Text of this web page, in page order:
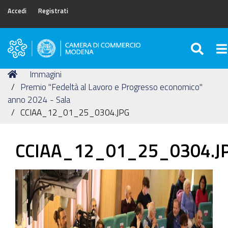
Accedi Registrati
Camera
Commercio
di
Modena
Tu
sei
qui:
Home
Immagini
Premio "Fedeltà al Lavoro e Progresso economico"
anno 2024 - Sala
CCIAA_12_01_25_0304.JPG